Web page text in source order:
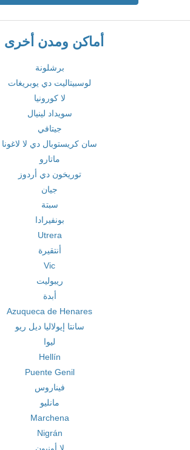
أماكن ومدن أخرى
برشلونة
لوسبيتاليت دي يوبريغات
لا كورونيا
سويداد لينيال
جيتافي
سان كريستوبال دي لا لاغونا
ماتارو
توريخون دي أردوز
جيان
سبتة
بونفيرادا
Utrera
أنتقيرة
Vic
ريبوليت
أبدة
Azuqueca de Henares
سانتا إيولاليا ديل ريو
ليوا
Hellín
Puente Genil
فيناروس
مانليو
Marchena
Nigrán